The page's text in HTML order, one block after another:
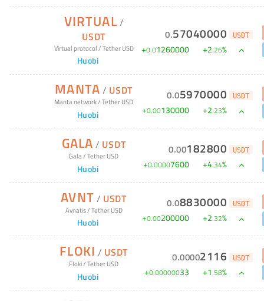
VIRTUAL/
USDT
Virtual protocol/Tether USD
Huobi
0.57040000 USDT
+0.01260000 +2.26%
MANTA / USDT
Manta network/Tether USD
Huobi
0.05970000 USDT
+0.00130000 +2.23%
GALA / USDT
Gala/Tether USD
Huobi
0.00182800 USDT
+0.00007600 +4.34%
AVNT / USDT
Avnatis/Tether USD
Huobi
0.08830000 USDT
+0.00200000 +2.32%
FLOKI / USDT
Floki/Tether USD
Huobi
0.00002116 USDT
+0.00000033 +1.58%